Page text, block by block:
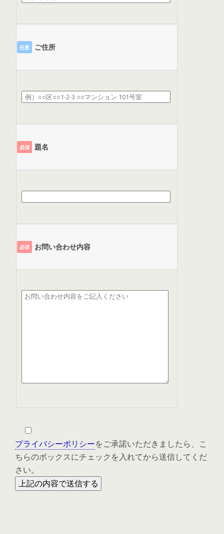
任意 ご住所
必須 題名
必須 お問い合わせ内容
プライバシーポリシーをご承諾いただきましたら、こ
ちらのボックスにチェックを入れてから送信してくだ
さい。